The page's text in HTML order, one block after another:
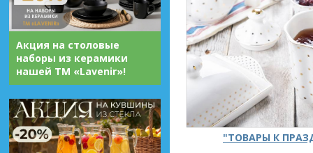
Акция на столовые
наборы из керамики
нашей ТМ «Lavenir»!
"ТОВАРЫ К